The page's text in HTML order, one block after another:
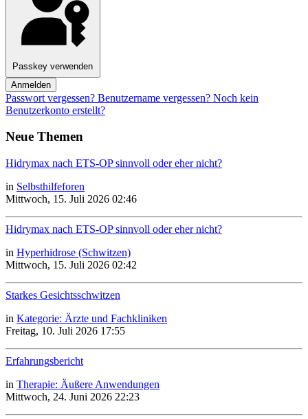
Passkey verwenden
Anmelden
Passwort vergessen? Benutzername vergessen? Noch kein
Benutzerkonto erstellt?
Neue Themen
Hidrymax nach ETS-OP sinnvoll oder eher nicht?
in Selbsthilfeforen
Mittwoch, 15. Juli 2026 02:46
Hidrymax nach ETS-OP sinnvoll oder eher nicht?
in Hyperhidrose (Schwitzen)
Mittwoch, 15. Juli 2026 02:42
Starkes Gesichtsschwitzen
in Kategorie: Ärzte und Fachkliniken
Freitag, 10. Juli 2026 17:55
Erfahrungsbericht
in Therapie: Äußere Anwendungen
Mittwoch, 24. Juni 2026 22:23